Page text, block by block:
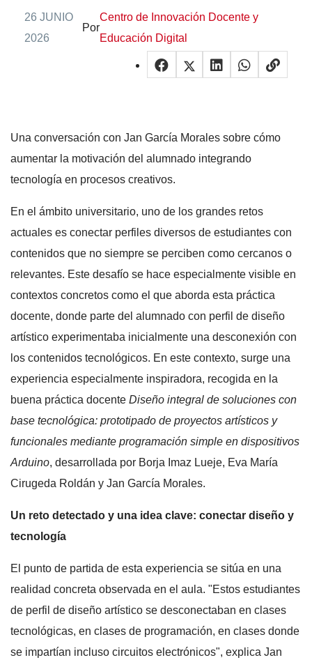
26 JUNIO
2026
Por
Centro de Innovación Docente y
Educación Digital
Una conversación con Jan García Morales sobre cómo
aumentar la motivación del alumnado integrando
tecnología en procesos creativos.
En el ámbito universitario, uno de los grandes retos
actuales es conectar perfiles diversos de estudiantes con
contenidos que no siempre se perciben como cercanos o
relevantes. Este desafío se hace especialmente visible en
contextos concretos como el que aborda esta práctica
docente, donde parte del alumnado con perfil de diseño
artístico experimentaba inicialmente una desconexión con
los contenidos tecnológicos. En este contexto, surge una
experiencia especialmente inspiradora, recogida en la
buena práctica docente Diseño integral de soluciones con
base tecnológica: prototipado de proyectos artísticos y
funcionales mediante programación simple en dispositivos
Arduino, desarrollada por Borja Imaz Lueje, Eva María
Cirugeda Roldán y Jan García Morales.
Un reto detectado y una idea clave: conectar diseño y
tecnología
El punto de partida de esta experiencia se sitúa en una
realidad concreta observada en el aula. "Estos estudiantes
de perfil de diseño artístico se desconectaban en clases
tecnológicas, en clases de programación, en clases donde
se impartían incluso circuitos electrónicos", explica Jan